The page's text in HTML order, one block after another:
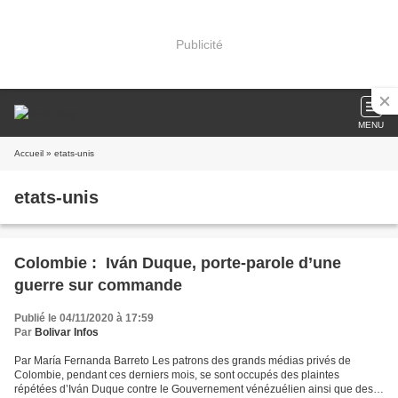
Publicité
MENU
Accueil » etats-unis
etats-unis
Colombie : Iván Duque, porte-parole d’une
guerre sur commande
Publié le 04/11/2020 à 17:59
Par Bolivar Infos
Par María Fernanda Barreto Les patrons des grands médias privés de
Colombie, pendant ces derniers mois, se sont occupés des plaintes
répétées d’Iván Duque contre le Gouvernement vénézuélien ainsi que des